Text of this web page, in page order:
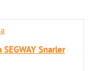
Snarler